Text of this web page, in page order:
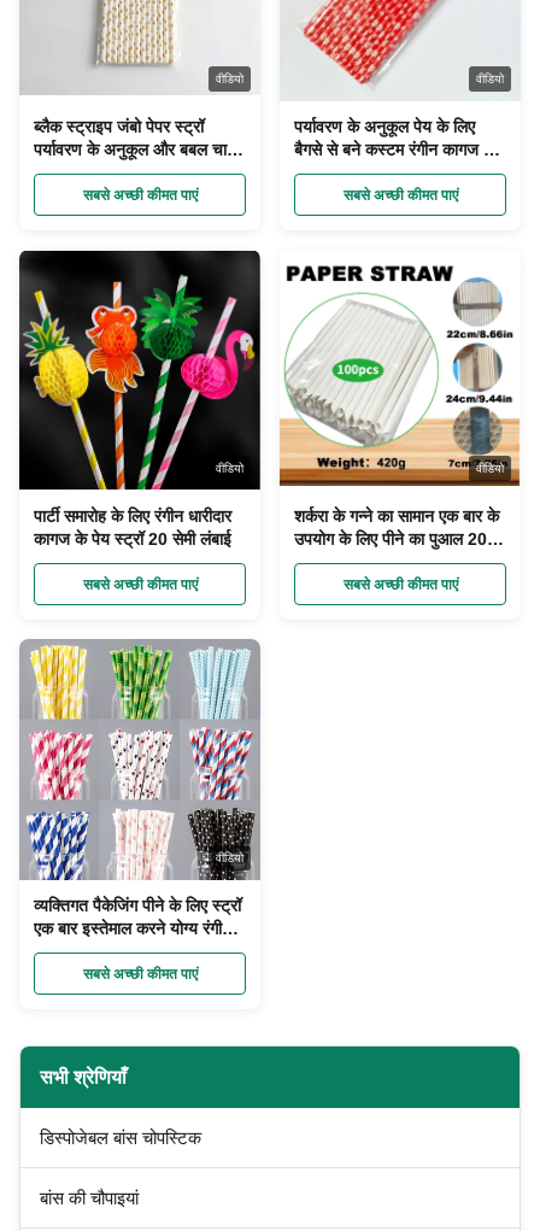
वीडियो
ब्लैक स्ट्राइप जंबो पेपर स्ट्रॉ
पर्यावरण के अनुकूल और बबल चाय
पीने के लिए डिस्पोजेबल
सबसे अच्छी कीमत पाएं
वीडियो
पर्यावरण के अनुकूल पेय के लिए
बैगसे से बने कस्टम रंगीन कागज पेय
पुआल
सबसे अच्छी कीमत पाएं
वीडियो
पार्टी समारोह के लिए रंगीन धारीदार
कागज के पेय स्ट्रॉ 20 सेमी लंबाई
सबसे अच्छी कीमत पाएं
वीडियो
शर्करा के गन्ने का सामान एक बार के
उपयोग के लिए पीने का पुआल 20
सेमी लंबाई कंपोस्टेबल और
बायोडिग्रेडेबलसबसे अच्छी कीमत पाएं
वीडियो
व्यक्तिगत पैकेजिंग पीने के लिए स्ट्रॉ
एक बार इस्तेमाल करने योग्य रंगीन
कस्टम खाद्य ग्रेड सामग्री
सबसे अच्छी कीमत पाएं
सभी श्रेणियाँ
डिस्पोजेबल बांस चोपस्टिक
बांस की चौपाइयां